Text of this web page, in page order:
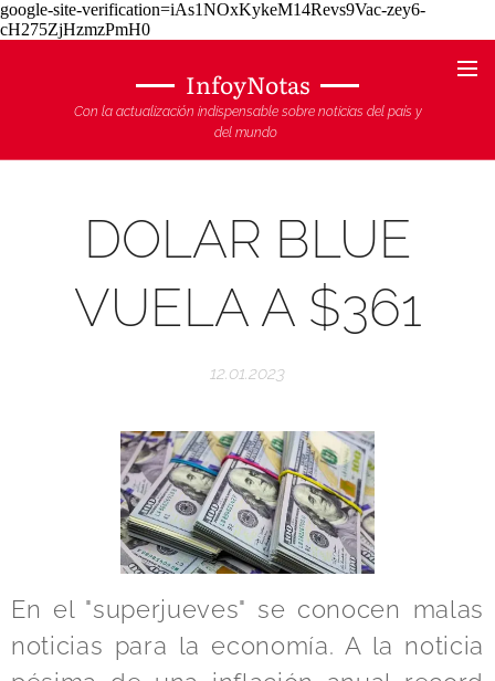
google-site-verification=iAs1NOxKykeM14Revs9Vac-zey6-
cH275ZjHzmzPmH0
InfoyNotas
Con la actualización indispensable sobre noticias del país y
del mundo
DOLAR BLUE
VUELA A $361
12.01.2023
En el "superjueves" se conocen malas
noticias para la economía. A la noticia